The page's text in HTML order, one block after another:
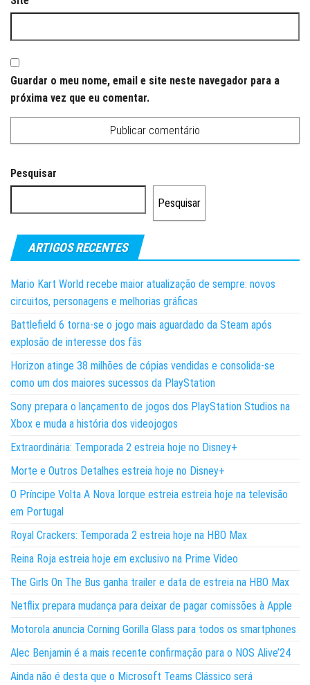
Guardar o meu nome, email e site neste navegador para a
próxima vez que eu comentar.
Pesquisar
Pesquisar
ARTIGOS RECENTES
Mario Kart World recebe maior atualização de sempre: novos
circuitos, personagens e melhorias gráficas
Battlefield 6 torna-se o jogo mais aguardado da Steam após
explosão de interesse dos fãs
Horizon atinge 38 milhões de cópias vendidas e consolida-se
como um dos maiores sucessos da PlayStation
Sony prepara o lançamento de jogos dos PlayStation Studios na
Xbox e muda a história dos videojogos
Extraordinária: Temporada 2 estreia hoje no Disney+
Morte e Outros Detalhes estreia hoje no Disney+
O Príncipe Volta A Nova Iorque estreia estreia hoje na televisão
em Portugal
Royal Crackers: Temporada 2 estreia hoje na HBO Max
Reina Roja estreia hoje em exclusivo na Prime Video
The Girls On The Bus ganha trailer e data de estreia na HBO Max
Netflix prepara mudança para deixar de pagar comissões à Apple
Motorola anuncia Corning Gorilla Glass para todos os smartphones
Alec Benjamin é a mais recente confirmação para o NOS Alive’24
Ainda não é desta que o Microsoft Teams Clássico será